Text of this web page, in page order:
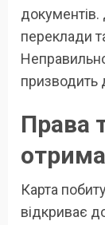
переклади
призводить
Права
Карта
відкриває